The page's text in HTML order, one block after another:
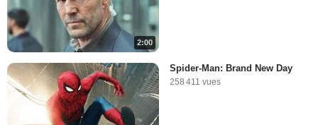
2:00
Spider-Man: Brand New Day
258 411 vues